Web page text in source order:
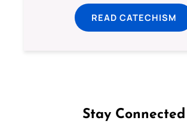
READ CATECHISM
Stay Connected